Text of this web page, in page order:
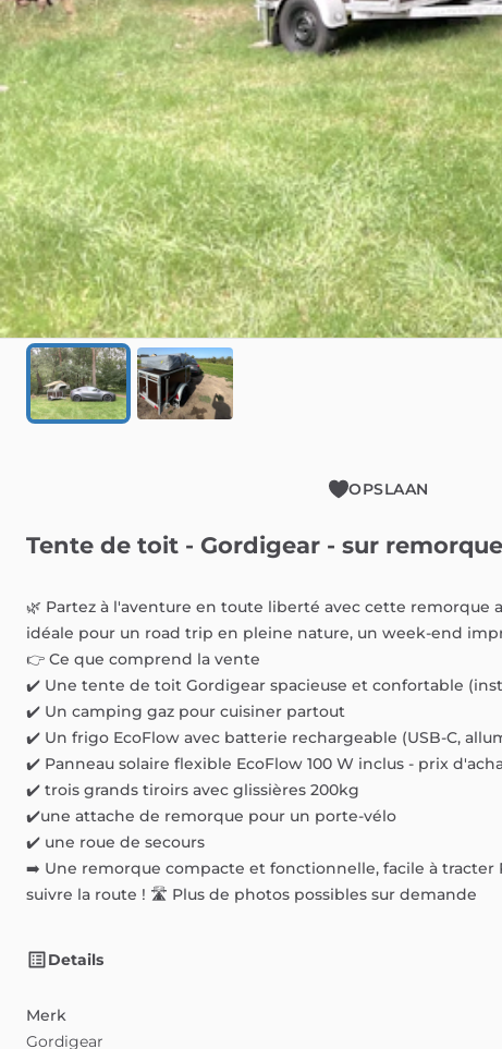
OPSLAAN
Tente de toit - Gordigear - sur remorque
🌿 Partez à l'aventure en toute liberté avec cette remorque
idéale pour un road trip en pleine nature, un week-end
👉 Ce que comprend la vente
✔️ Une tente de toit Gordigear spacieuse et confortable
✔️ Un camping gaz pour cuisiner partout
✔️ Un frigo EcoFlow avec batterie rechargeable (USB-C,
✔️ Panneau solaire flexible EcoFlow 100 W inclus - prix
✔️ trois grands tiroirs avec glissières 200kg
✔️une attache de remorque pour un porte-vélo
✔️ une roue de secours
➡️ Une remorque compacte et fonctionnelle, facile à tracter
suivre la route ! 🛣️ Plus de photos possibles sur demande
Details
Merk
Gordigear